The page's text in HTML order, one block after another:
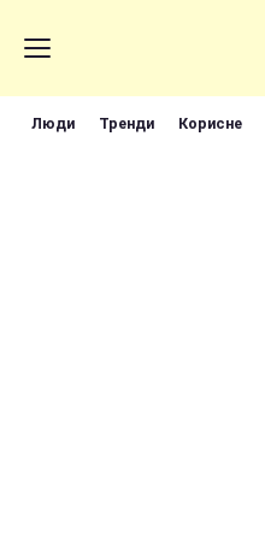
Люди Тренди Корисне